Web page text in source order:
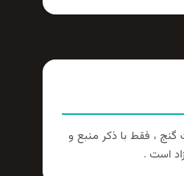
، فقط با ذکر منبع و
است .